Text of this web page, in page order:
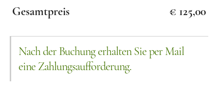
Gesamtpreis € 125,00
Nach der Buchung erhalten Sie per Mail
eine Zahlungsaufforderung.